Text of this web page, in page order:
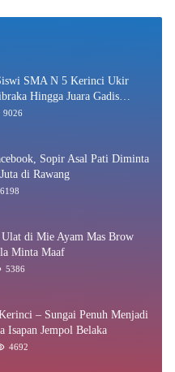
SMA N 5 Kerinci Ukir
Hingga Juara Gadis
9026
Sopir Asal Pati Diminta
di Rawang
6198
Ulat di Mie Ayam Mas Brow
Minta Maaf
5386
– Sungai Penuh Menjadi
Isapan Jempol Belaka
4692